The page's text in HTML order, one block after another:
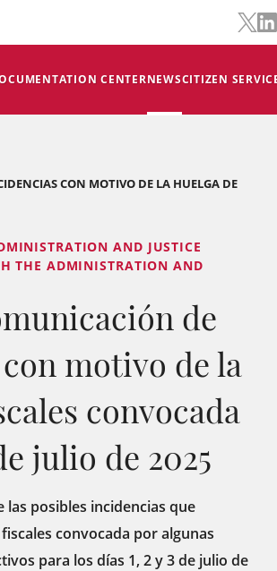
CENTERNEWSCITIZEN
CON MOTIVO DE LA HUELGA DE
AND JUSTICE
THE ADMINISTRATION AND
de
motivo de la
convocada
julio de 2025
posibles incidencias que
convocada por algunas
para los días 1, 2 y 3 de julio de